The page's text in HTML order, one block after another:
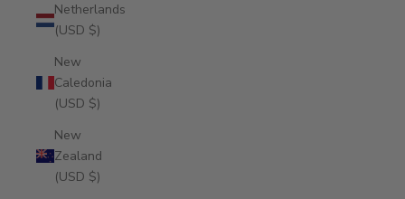
Netherlands
(USD $)
New
Caledonia
(USD $)
New
Zealand
(USD $)